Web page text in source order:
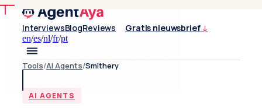
InterviewsBlogReviews Gratis nieuwsbrief ↓
en/es/nl/fr/pt
Tools/AI Agents/Smithery
AI AGENTS